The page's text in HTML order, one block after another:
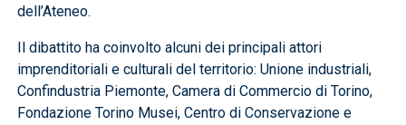
dell’Ateneo.
Il dibattito ha coinvolto alcuni dei principali attori
imprenditoriali e culturali del territorio: Unione industriali,
Confindustria Piemonte, Camera di Commercio di Torino,
Fondazione Torino Musei, Centro di Conservazione e